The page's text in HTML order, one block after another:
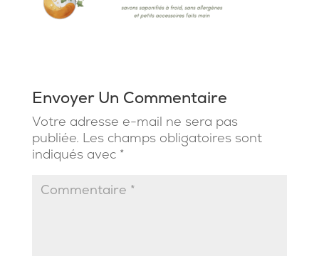
Envoyer Un Commentaire
Votre adresse e-mail ne sera pas
publiée. Les champs obligatoires sont
indiqués avec *